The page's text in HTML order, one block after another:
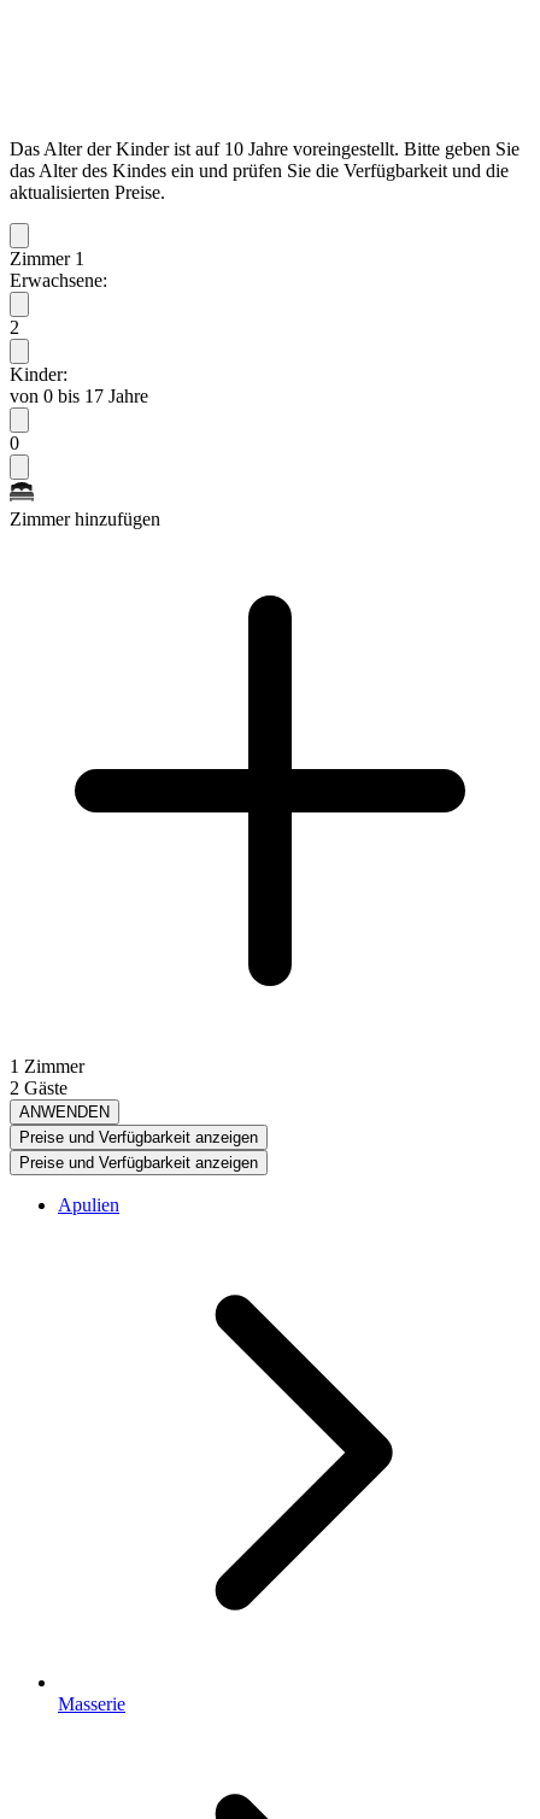
Das Alter der Kinder ist auf 10 Jahre voreingestellt. Bitte geben Sie
das Alter des Kindes ein und prüfen Sie die Verfügbarkeit und die
aktualisierten Preise.
Zimmer 1
Erwachsene:
2
Kinder:
von 0 bis 17 Jahre
0
Zimmer hinzufügen
1 Zimmer
2 Gäste
ANWENDEN
Preise und Verfügbarkeit anzeigen
Preise und Verfügbarkeit anzeigen
Apulien
Masserie